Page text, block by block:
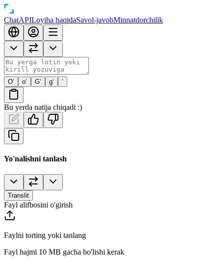
ChatAPILoyiha haqidaSavol-javobMinnatdorchilik
O‘ o‘ G‘ g‘ ’
Bu yerda natija chiqadi :)
Yo'nalishni tanlash
Translit
Fayl alifbosini o'girish
Faylni torting yoki tanlang
Fayl hajmi 10 MB gacha bo'lishi kerak